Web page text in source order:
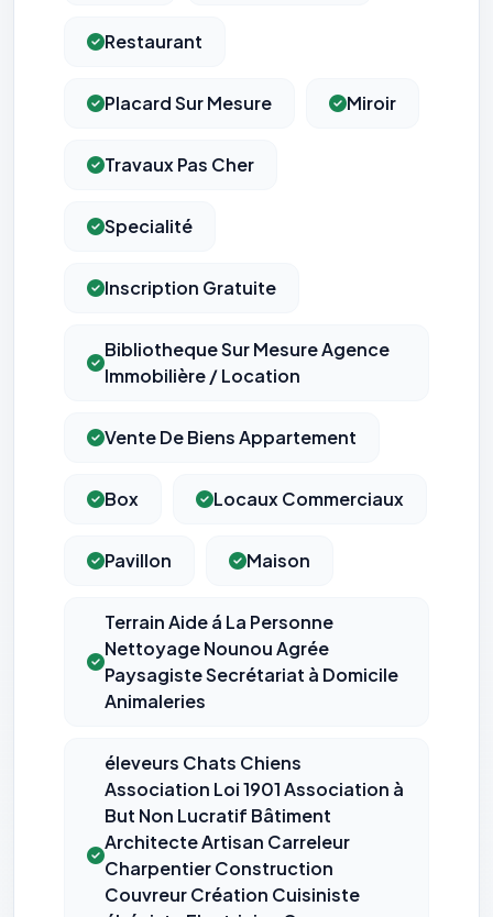
Restaurant
Placard Sur Mesure Miroir
Travaux Pas Cher
Specialité
Inscription Gratuite
Bibliotheque Sur Mesure Agence
Immobilière / Location
Vente De Biens Appartement
Box Locaux Commerciaux
Pavillon Maison
Terrain Aide á La Personne
Nettoyage Nounou Agrée
Paysagiste Secrétariat à Domicile
Animaleries
éleveurs Chats Chiens
Association Loi 1901 Association à
But Non Lucratif Bâtiment
Architecte Artisan Carreleur
Charpentier Construction
Couvreur Création Cuisiniste
Cookies essentiels TOUJOURS ACTIF
Nécessaires au fonctionnement du site : session, sécurité,